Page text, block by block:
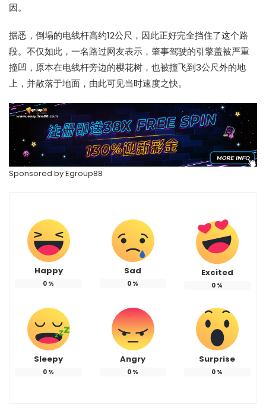
因。
据悉，倒塌的电线杆高约12公尺，因此正好完全挡住了这个路
段。不仅如此，一名路过网友表示，肇事驾驶的引擎盖被严重
撞凹，原本在电线杆旁边的樱花树，也被撞飞到3公尺外的地
上，并散落于地面，由此可见当时速度之快。
Sponsored byEgroup88
Happy
0 %
Sad
0 %
Excited
0 %
Sleepy
0 %
Angry
0 %
Surprise
0 %